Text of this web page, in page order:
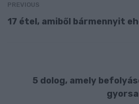
PREVIOUS
17 étel, amiből bármennyit
5 dolog, amely